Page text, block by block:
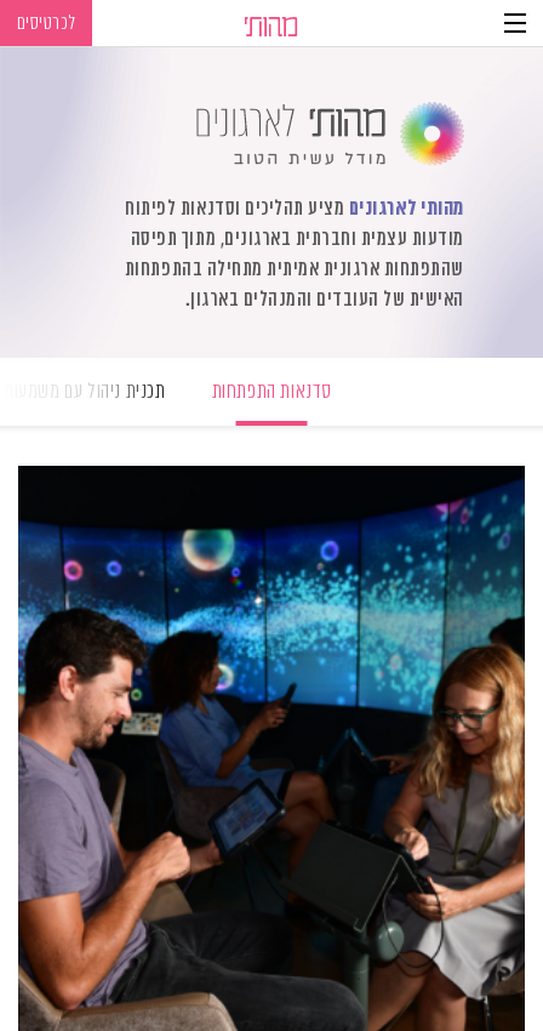
navigation
לכרטיסים
מהותי לארגונים מציע תהליכים וסדנאות לפיתוח
מודעות עצמית וחברתית בארגונים, מתוך תפיסה
שהתפתחות ארגונית אמיתית מתחילה בהתפתחות
האישית של העובדים והמנהלים בארגון.
סדנאות התפתחות תכנית ניהול עם משמעות